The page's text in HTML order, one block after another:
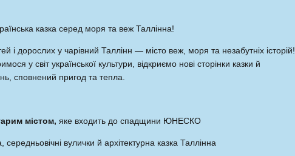
казка серед моря та веж Таллінна!
і дорослих у чарівний Таллінн — місто веж, моря та незабутніх історій!
у світ української культури, відкриємо нові сторінки казки й
сповнений пригод та тепла.
містом, яке входить до спадщини ЮНЕСКО
вулички й архітектурна казка Таллінна